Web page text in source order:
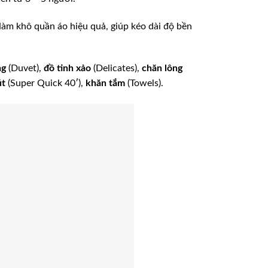
khô quần áo hiệu quả, giúp kéo dài độ bền
(Duvet), đồ tinh xảo (Delicates), chăn lông
(Super Quick 40′), khăn tắm (Towels).